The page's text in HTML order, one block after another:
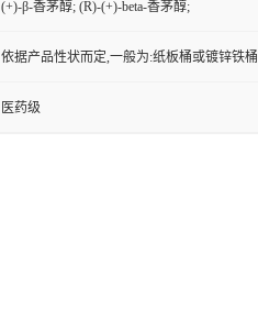
(+)-β-香茅醇; (R)-(+)-beta-香茅醇;
依据产品性状而定,一般为:纸板桶或镀锌铁桶
医药级